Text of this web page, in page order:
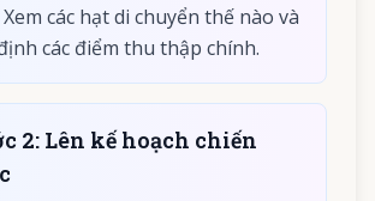
Xem các hạt di chuyển thế nào và
các điểm thu thập chính.
2: Lên kế hoạch chiến